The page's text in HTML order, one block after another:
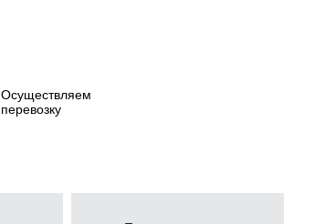
Осуществляем
перевозку